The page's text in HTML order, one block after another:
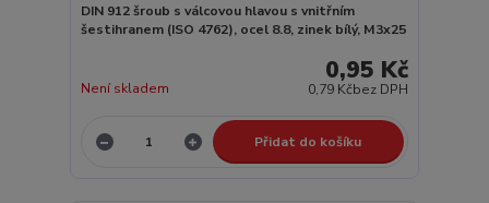
DIN 912 šroub s válcovou hlavou s vnitřním
šestihranem (ISO 4762), ocel 8.8, zinek bílý, M3x25
0,95 Kč
0,79 Kčbez DPH
Není skladem
Přidat do košíku